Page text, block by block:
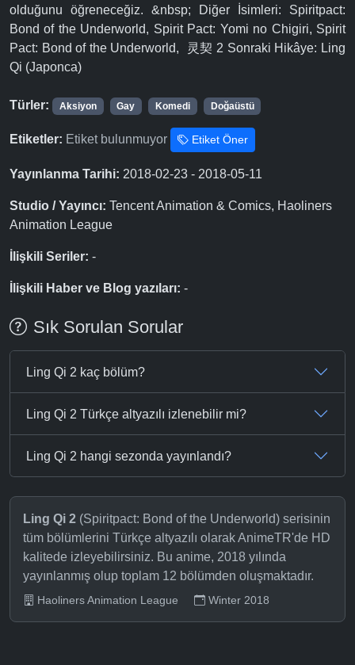
olduğunu öğreneceğiz. &nbsp; Diğer İsimleri: Spiritpact:
Bond of the Underworld, Spirit Pact: Yomi no Chigiri, Spirit
Pact: Bond of the Underworld, 灵契 2 Sonraki Hikâye: Ling
Qi (Japonca)
Türler: Aksiyon Gay Komedi Doğaüstü
Etiketler: Etiket bulunmuyor Etiket Öner
Yayınlanma Tarihi: 2018-02-23 - 2018-05-11
Studio / Yayıncı: Tencent Animation & Comics, Haoliners
Animation League
İlişkili Seriler: -
İlişkili Haber ve Blog yazıları: -
Sık Sorulan Sorular
Ling Qi 2 kaç bölüm?
Ling Qi 2 Türkçe altyazılı izlenebilir mi?
Ling Qi 2 hangi sezonda yayınlandı?
Ling Qi 2 (Spiritpact: Bond of the Underworld) serisinin
tüm bölümlerini Türkçe altyazılı olarak AnimeTR'de HD
kalitede izleyebilirsiniz. Bu anime, 2018 yılında
yayınlanmış olup toplam 12 bölümden oluşmaktadır.
Haoliners Animation League Winter 2018